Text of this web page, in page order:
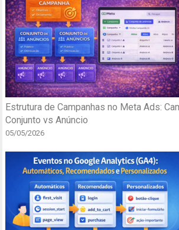
Estrutura de Campanhas no Meta Ads:
Conjunto vs Anúncio
05/05/2026